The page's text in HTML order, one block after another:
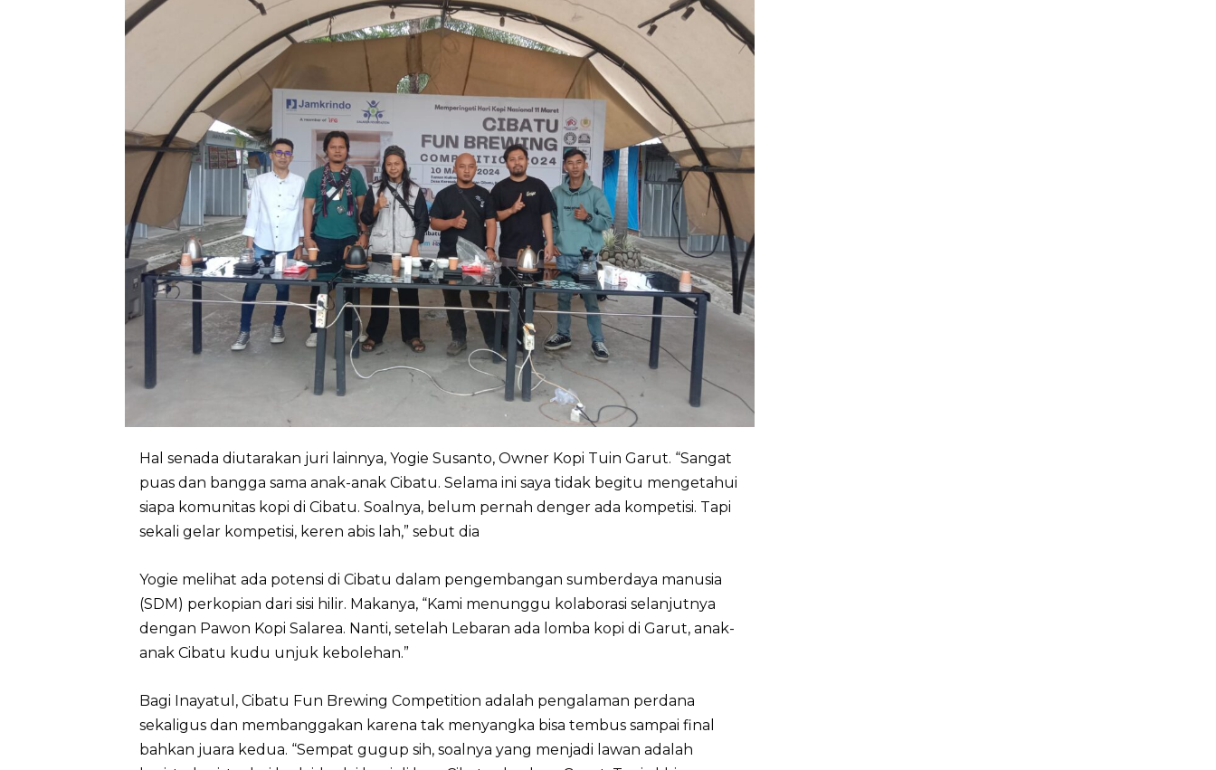
Hal senada diutarakan juri lainnya, Yogie Susanto, Owner Kopi Tuin Garut. “Sangat
puas dan bangga sama anak-anak Cibatu. Selama ini saya tidak begitu mengetahui
siapa komunitas kopi di Cibatu. Soalnya, belum pernah denger ada kompetisi. Tapi
sekali gelar kompetisi, keren abis lah,” sebut dia
Yogie melihat ada potensi di Cibatu dalam pengembangan sumberdaya manusia
(SDM) perkopian dari sisi hilir. Makanya, “Kami menunggu kolaborasi selanjutnya
dengan Pawon Kopi Salarea. Nanti, setelah Lebaran ada lomba kopi di Garut, anak-
anak Cibatu kudu unjuk kebolehan.”
Bagi Inayatul, Cibatu Fun Brewing Competition adalah pengalaman perdana
sekaligus dan membanggakan karena tak menyangka bisa tembus sampai final
bahkan juara kedua. “Sempat gugup sih, soalnya yang menjadi lawan adalah